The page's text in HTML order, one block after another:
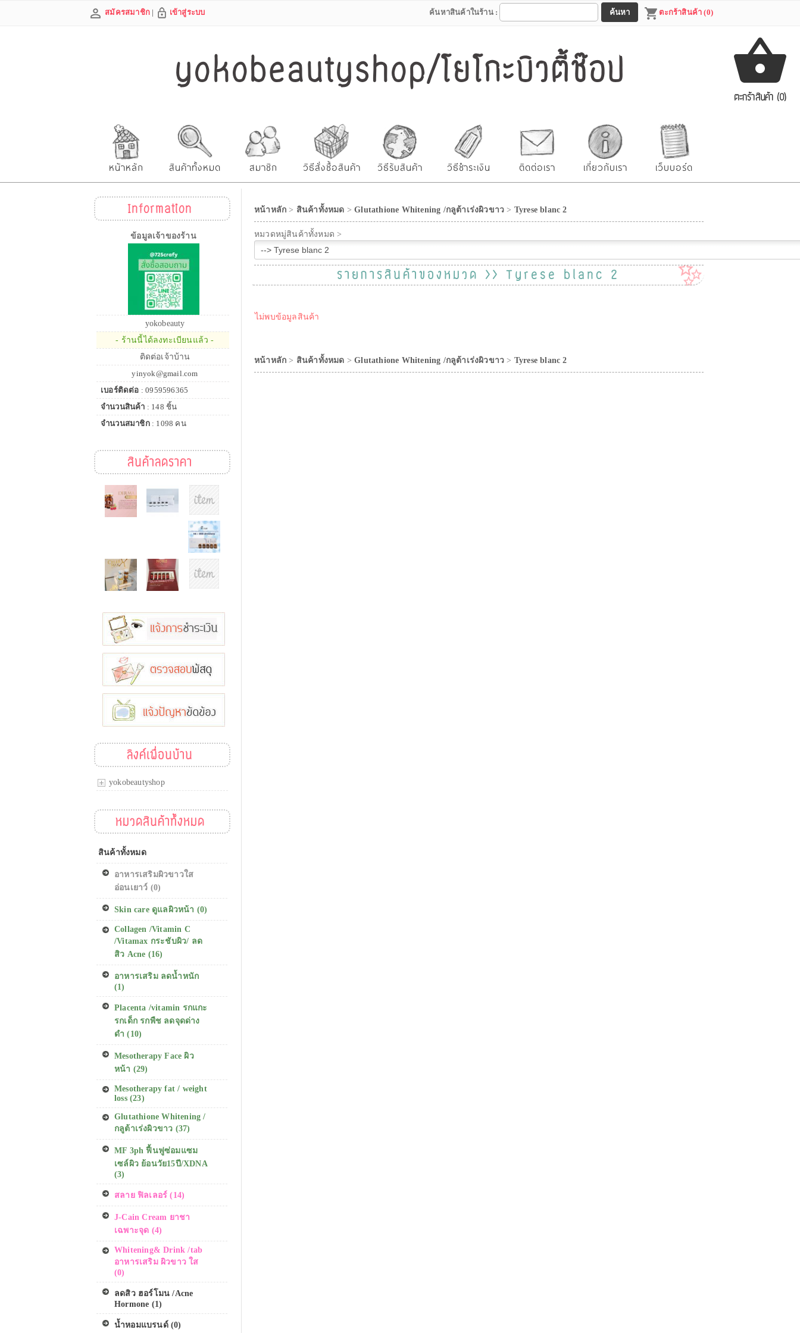
ตะกร้าสินค้า (0)
สมัครสมาชิก | เข้าสู่ระบบ ค้นหาสินค้าในร้าน :
ตะกร้าสินค้า (0)
yokobeautyshop/โยโกะบิวตี้ช๊อป
หน้าหลัก สินค้าทั้งหมด สมาชิก วิธีสั่งซื้อสินค้า วิธีรับสินค้า วิธีชำระเงิน ติดต่อเรา เกี่ยวกับเรา เว็บบอร์ด
Information
ข้อมูลเจ้าของร้าน
yokobeauty
- ร้านนี้ได้ลงทะเบียนแล้ว -
ติดต่อเจ้าบ้าน
yinyok@gmail.com
เบอร์ติดต่อ : 0959596365
จำนวนสินค้า : 148 ชิ้น
จำนวนสมาชิก: 1098 คน
สินค้าลดราคา
ลิงค์เพื่อนบ้าน
yokobeautyshop
หมวดสินค้าทั้งหมด
สินค้าทั้งหมด
อาหารเสริมผิวขาวใส
อ่อนเยาว์ (0)
Skin care ดูแลผิวหน้า (0)
Collagen /Vitamin C
/Vitamax กระชับผิว/ ลด
สิว Acne (16)
อาหารเสริม ลดน้ำหนัก
(1)
Placenta /vitamin รกแกะ
รกเด็ก รกพืช ลดจุดด่าง
ดำ (10)
Mesotherapy Face ผิว
หน้า (29)
Mesotherapy fat / weight
loss (23)
Glutathione Whitening /
กลูต้าเร่งผิวขาว (37)
MF 3ph ฟื้นฟูซ่อมแซม
เซล์ผิว ย้อนวัย15ปี/XDNA
(3)
สลาย ฟิลเลอร์ (14)
J-Cain Cream ยาชา
เฉพาะจุด (4)
Whitening& Drink /tab
อาหารเสริม ผิวขาว ใส
(0)
ลดสิว ฮอร์โมน /Acne
Hormone (1)
น้ำหอมแบรนด์ (0)
หน้าหลัก > สินค้าทั้งหมด >Glutathione Whitening /กลูต้าเร่งผิวขาว > Tyrese blanc 2
หมวดหมู่สินค้าทั้งหมด >
รายการสินค้าของหมวด >> Tyrese blanc 2
ไม่พบข้อมูลสินค้า
หน้าหลัก > สินค้าทั้งหมด >Glutathione Whitening /กลูต้าเร่งผิวขาว > Tyrese blanc 2